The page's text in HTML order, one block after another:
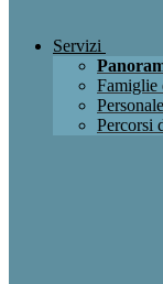
Servizi
Famiglie
Percorsi